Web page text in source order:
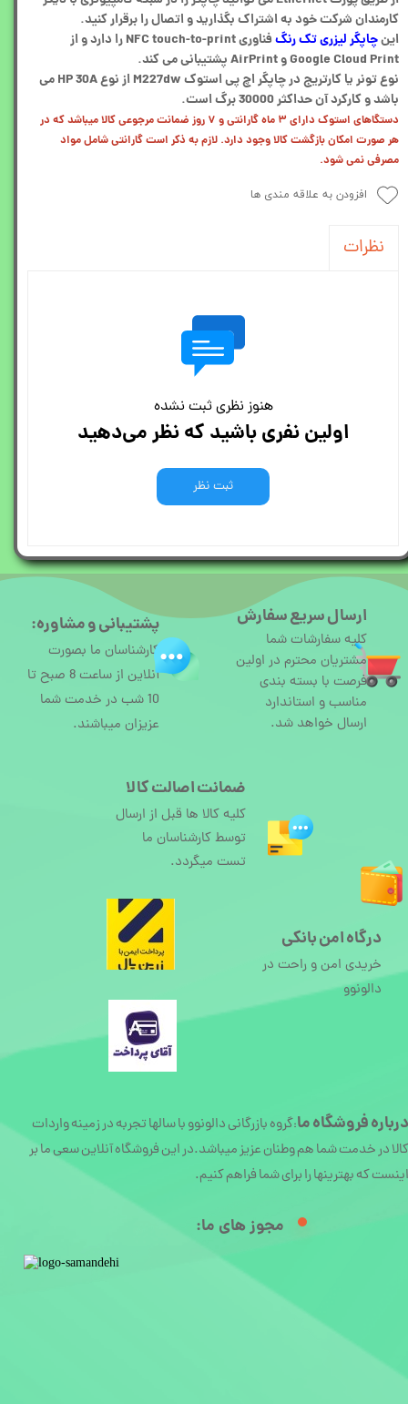
کارمندان شرکت خود به اشتراک بگذارید و اتصال را برقرار کنید.
اینچاپگر لیزری تک رنگ
فناوری NFC touch-to-print را دارد و از
Google Cloud Print و AirPrint پشتیبانی می کند.
نوع تونر یا کارتریج در چاپگر اچ پی استوک M227dw از نوع HP 30A می
باشد و کارکرد آن حداکثر 30000 برگ است.
دستگاهای استوک دارای ۳ ماه گارانتی و ۷ روز ضمانت مرجوعی کالا میباشد که در
هر صورت امکان بازگشت کالا وجود دارد. لازم به ذکر است گارانتی شامل مواد
مصرفی نمی‌ شود.
افزودن به علاقه مندی ها
نظرات
هنوز نظری ثبت نشده
اولین نفری باشید که نظر می‌دهید
ثبت نظر
ارسال سریع سفارش
کلیه سفارشات شما
مشتریان محترم در اولین
فرصت با بسته بندی
مناسب و استاندارد
ارسال خواهد شد.
دربارهفروشگاه ما:گروه بازرگانی دالونوو با سالها تجربه در زمینه واردات
کالا در خدمت شما هم وطنان عزیز میباشد.در این فروشگاه آنلاین سعی ما بر
اینست که بهترینها را برای شما فراهم کنیم.
درگاه امن بانکی
خریدی امن و راحت در
دالونوو
پشتیبانی و مشاوره:
کارشناسان ما بصورت
آنلاین از ساعت 8 صبح تا
10 شب در خدمت شما
عزیزان میباشند.
ضمانت اصالت کالا
کلیه کالا ها قبل از ارسال
توسط کارشناسان ما
تست میگردد.
مجوز های ما:​